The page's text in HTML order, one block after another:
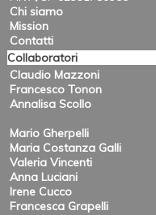
Chi siamo
Mission
Contatti
Collaboratori
Claudio Mazzoni
Francesco Tonon
Annalisa Scollo
Mario Gherpelli
Maria Costanza Galli
Valeria Vincenti
Anna Luciani
Irene Cucco
Francesca Grapelli